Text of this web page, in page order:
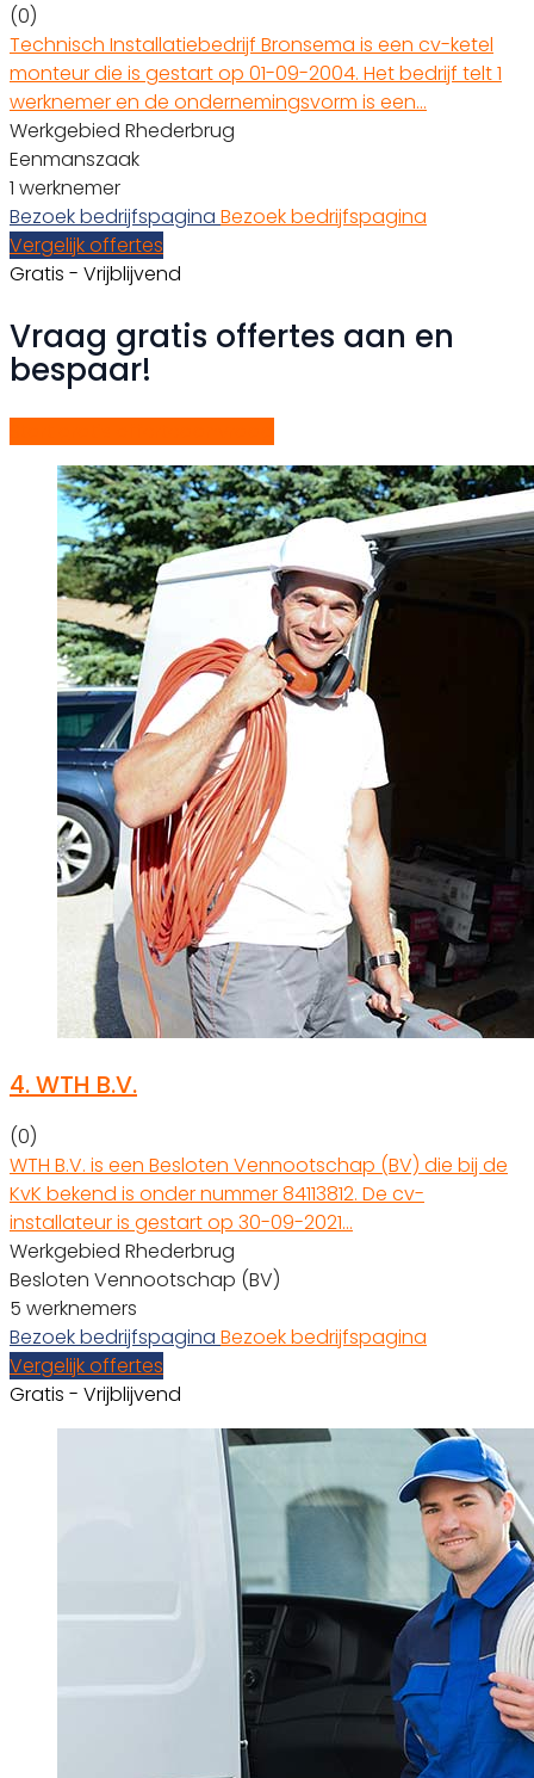
(0)
Technisch Installatiebedrijf Bronsema is een cv-ketel
monteur die is gestart op 01-09-2004. Het bedrijf telt 1
werknemer en de ondernemingsvorm is een…
Werkgebied Rhederbrug
Eenmanszaak
1 werknemer
Bezoek bedrijfspagina Bezoek bedrijfspagina
Vergelijk offertes
Gratis - Vrijblijvend
Vraag gratis offertes aan en
bespaar!
4.WTH B.V.
(0)
WTH B.V. is een Besloten Vennootschap (BV) die bij de
KvK bekend is onder nummer 84113812. De cv-
installateur is gestart op 30-09-2021…
Werkgebied Rhederbrug
Besloten Vennootschap (BV)
5 werknemers
Bezoek bedrijfspagina Bezoek bedrijfspagina
Vergelijk offertes
Gratis - Vrijblijvend